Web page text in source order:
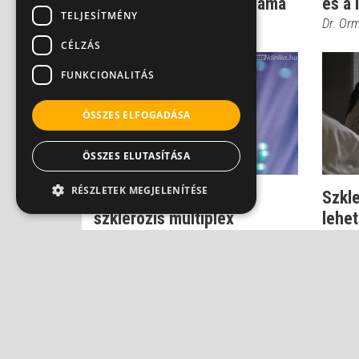
Dr. Kiss Gábor Dr.
Narancsbőr-kezelés és
szklerózis multiplex
TELJESÍTMÉNY
CÉLZÁS
FUNKCIONALITÁS
ÖSSZES ELFOGADÁSA
ÖSSZES ELUTASÍTÁSA
RÉSZLETEK MEGJELENÍTÉSE